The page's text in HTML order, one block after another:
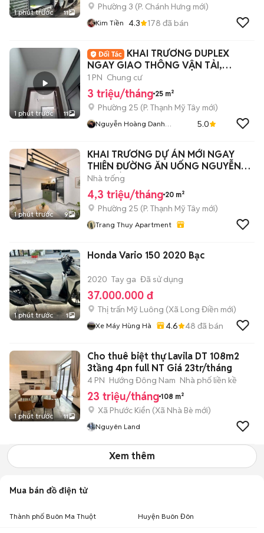
1 phút trước 11
Phường 3 (P. Chánh Hưng mới)
Kim Tiền 4.3 178 đã bán
1 phút trước 11
KHAI TRƯƠNG DUPLEX
NGAY GIAO THÔNG VẬN TẢI,
NGOẠI THƯƠNG, HUTECH 3tr
1 PN Chung cư
3 triệu/tháng 25 m²
Phường 25 (P. Thạnh Mỹ Tây mới)
Nguyễn Hoàng Danh
5.0
1 phút trước 9
KHAI TRƯƠNG DỰ ÁN MỚI NGAY
THIÊN ĐƯỜNG ĂN UỐNG NGUYỄN
GIA TRÍ
Nhà trống
4,3 triệu/tháng 20 m²
Phường 25 (P. Thạnh Mỹ Tây mới)
Trang Thuy Apartment
1 phút trước 1
Honda Vario 150 2020 Bạc
2020 Tay ga Đã sử dụng
37.000.000 đ
Thị trấn Mỹ Luông (Xã Long Điền mới)
Xe Máy Hùng Hà 4.6 48 đã bán
1 phút trước 11
Cho thuê biệt thự Lavila DT 108m2
3tầng 4pn full NT Giá 23tr/tháng
4 PN Hướng Đông Nam Nhà phố liền kề
23 triệu/tháng 108 m²
Xã Phước Kiển (Xã Nhà Bè mới)
Nguyên Land
Xem thêm
Mua bán đồ điện tử
Thành phố Buôn Ma Thuột Huyện Buôn Đôn